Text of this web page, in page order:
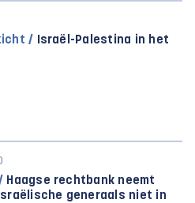
/ Israël-Palestina in het
Haagse rechtbank neemt
generaals niet in